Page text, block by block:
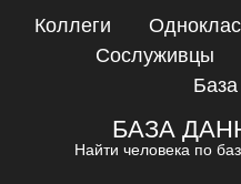
Коллеги
Сослуживцы
БАЗА
Найти человека по